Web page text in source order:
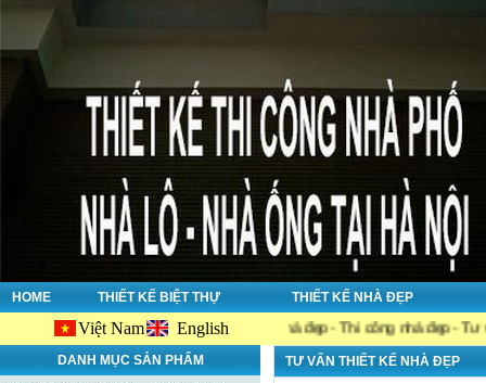
HOME THIẾT KẾ BIỆT THỰ THIẾT KẾ NHÀ ĐẸP
Việt Nam English
công ty chuyên về : Thiết kế nhà đẹp - Thi công nhà đẹp - Tư vấn
DANH MỤC SẢN PHẨM TƯ VẤN THIẾT KẾ NHÀ ĐẸP